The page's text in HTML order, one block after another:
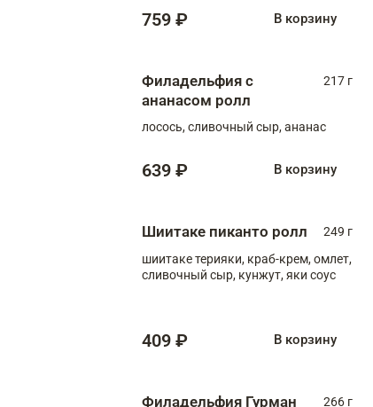
759 ₽ В корзину
Филадельфия с
ананасом ролл
217 г
лосось, сливочный сыр, ананас
639 ₽ В корзину
Шиитаке пиканто ролл
249 г
шиитаке терияки, краб-крем, омлет,
сливочный сыр, кунжут, яки соус
409 ₽ В корзину
Филадельфия Гурман
266 г